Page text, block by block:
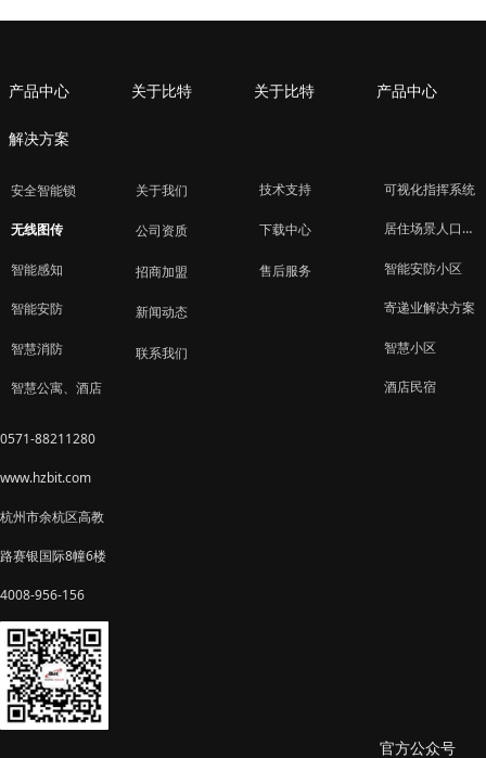
产品中心
安全智能锁
无线图传
智能感知
智能安防
智慧消防
智慧公寓、酒店
关于我们
公司资质
招商加盟
新闻动态
联系我们
关于比特
技术支持
下载中心
售后服务
关于比特
可视化指挥系统
居住场景人口管理
智能安防小区
寄递业解决方案
智慧小区
酒店民宿
产品中心
解决方案
0571-88211280
www.hzbit.com
杭州市余杭区高教
路赛银国际8幢6楼
4008-956-156
官方公众号